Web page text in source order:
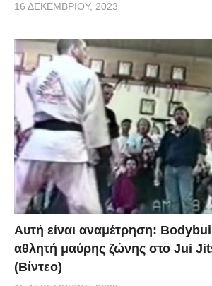
16 ΔΕΚΕΜΒΡΊΟΥ, 2023
Αυτή είναι αναμέτρηση:
αθλητή μαύρης ζώνης στο Jui
(Βίντεο)